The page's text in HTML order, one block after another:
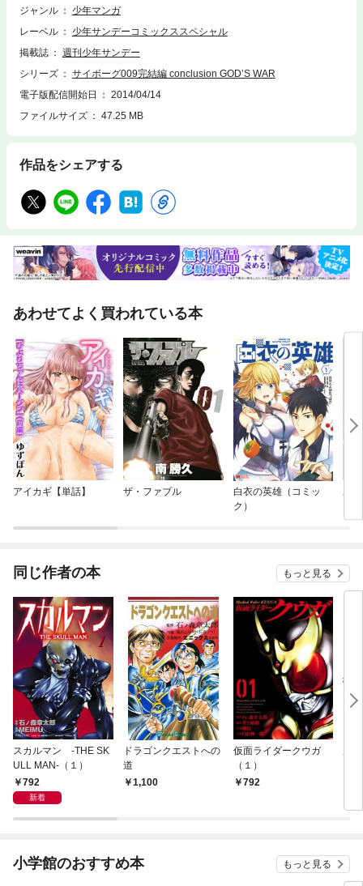
ジャンル
少年マンガ
レーベル
少年サンデーコミックススペシャル
掲載誌
週刊少年サンデー
シリーズ
サイボーグ009完結編 conclusion GOD’S WAR
電子版配信開始日
2014/04/14
ファイルサイズ
47.25 MB
作品をシェアする
あわせてよく買われている本
アイカギ【単話】 ザ・ファブル
白衣の英雄（コミッ
ク）
わ
同じ作者の本 もっと見る
スカルマン -THE SK
ULL MAN-（１）
792
新着
ドラゴンクエストへの
道
1,100
仮面ライダークウガ
（１）
792
小学館のおすすめ本 もっと見る